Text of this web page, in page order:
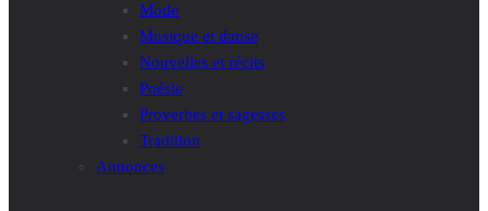
Mode
Musique et danse
Nouvelles et récits
Poésie
Proverbes et sagesses
Tradition
Annonces